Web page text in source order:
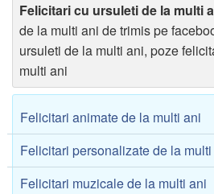
Felicitari cu ursuleti de la multi
de la multi ani de trimis pe
ursuleti de la multi ani, poze
multi ani
Felicitari animate de la multi ani
Felicitari personalizate de la
Felicitari muzicale de la multi ani